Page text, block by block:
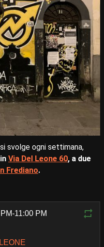
si svolge ogni settimana,
Via Del Leone 60, a due
Frediano.
11:00 PM